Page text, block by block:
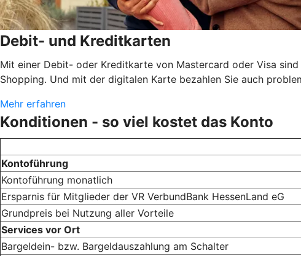
Debit- und Kreditkarten
Mit einer Debit- oder Kreditkarte von Mastercard oder Visa
Shopping. Und mit der digitalen Karte bezahlen Sie auch
Mehr erfahren
Konditionen - so viel kostet das Konto
Kontoführung
Kontoführung monatlich
Ersparnis für Mitglieder der VR VerbundBank HessenLand eG
Grundpreis bei Nutzung aller Vorteile
Services vor Ort
Bargeldein- bzw. Bargeldauszahlung am Schalter